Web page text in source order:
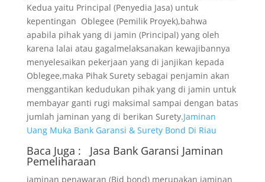
Kedua yaitu Principal (Penyedia Jasa) untuk
kepentingan Oblegee (Pemilik Proyek),bahwa
apabila pihak yang di jamin (Principal) yang oleh
karena lalai atau gagalmelaksanakan kewajibannya
menyelesaikan pekerjaan yang di janjikan kepada
Oblegee,maka Pihak Surety sebagai penjamin akan
menggantikan kedudukan pihak yang di jamin untuk
membayar ganti rugi maksimal sampai dengan batas
jumlah jaminan yang di berikan Surety.Jaminan
Uang Muka Bank Garansi & Surety Bond Di Riau
Baca Juga : Jasa Bank Garansi Jaminan
Pemeliharaan
jaminan penawaran (Bid bond) merupakan jaminan